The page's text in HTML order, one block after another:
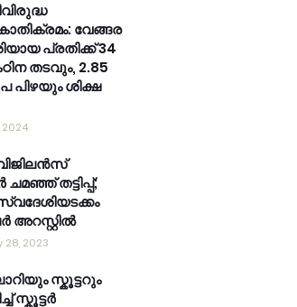
വേങ്ങര
പ്രതിക്ക് 34
തടവും, 2.85
പിഴയും ശിക്ഷ
2024
തട്ടിപ്പ്;
അറസ്റ്റിൽ
28, 2023
സ്കൂട്ടറും
സ്കൂട്ടർ